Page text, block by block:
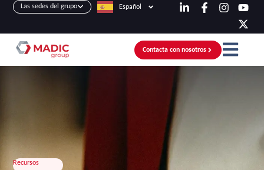
Las sedes del grupo Español
Contacta con nosotros
Recursos